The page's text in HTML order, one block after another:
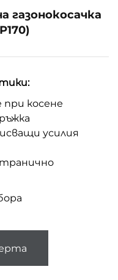
газонокосачка
косене
усилия